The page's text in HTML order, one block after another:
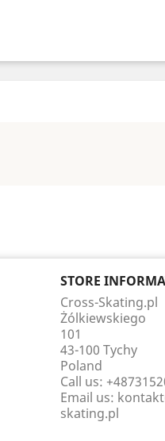
STORE
Cross-Skating.pl
Żólkiewskiego
101
43-100 Tychy
Poland
Call us:
Email us:
skating.pl